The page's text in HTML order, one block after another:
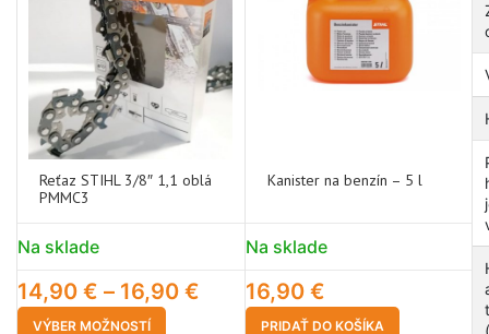
Reťaz STIHL 3/8″ 1,1 oblá
PMMC3
Na sklade
14,90 € – 16,90 €
VÝBER MOŽNOSTÍ
Kanister na benzín – 5 l
Na sklade
16,90 €
PRIDAŤ DO KOŠÍKA